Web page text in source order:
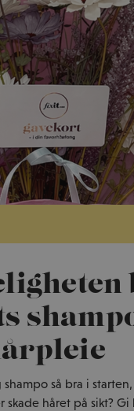
så bra i
skade håret på sikt? Gi